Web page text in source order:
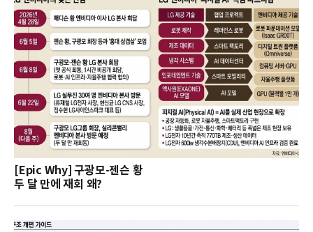
[Epic Why] 구광모-젠슨 황
두 달 만에 재회 왜?